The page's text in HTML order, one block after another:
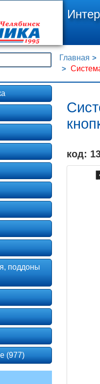
Главная
код:
поддоны
(977)